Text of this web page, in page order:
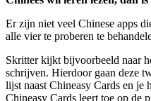
Er zijn niet veel Chinese apps
alle vier te proberen te
Skritter kijkt bijvoorbeeld naar
schrijven. Hierdoor gaan deze
lijst naast Chineasy Cards en je
Chineasy Cards leert toe op de